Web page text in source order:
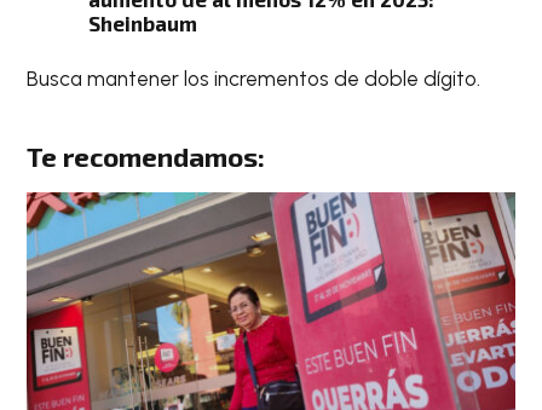
Sheinbaum
Busca mantener los incrementos de doble dígito.
Te recomendamos: